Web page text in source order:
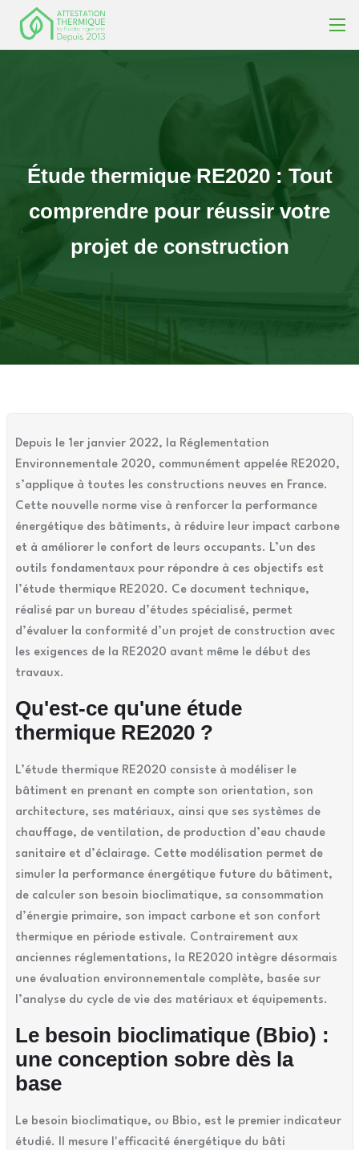
Étude thermique RE2020 : Tout
comprendre pour réussir votre
projet de construction
Depuis le 1er janvier 2022, la Réglementation
Environnementale 2020, communément appelée RE2020,
s’applique à toutes les constructions neuves en France.
Cette nouvelle norme vise à renforcer la performance
énergétique des bâtiments, à réduire leur impact carbone
et à améliorer le confort de leurs occupants. L’un des
outils fondamentaux pour répondre à ces objectifs est
l’étude thermique RE2020. Ce document technique,
réalisé par un bureau d’études spécialisé, permet
d’évaluer la conformité d’un projet de construction avec
les exigences de la RE2020 avant même le début des
travaux.
Qu'est-ce qu'une étude
thermique RE2020 ?
L’étude thermique RE2020 consiste à modéliser le
bâtiment en prenant en compte son orientation, son
architecture, ses matériaux, ainsi que ses systèmes de
chauffage, de ventilation, de production d’eau chaude
sanitaire et d’éclairage. Cette modélisation permet de
simuler la performance énergétique future du bâtiment,
de calculer son besoin bioclimatique, sa consommation
d’énergie primaire, son impact carbone et son confort
thermique en période estivale. Contrairement aux
anciennes réglementations, la RE2020 intègre désormais
une évaluation environnementale complète, basée sur
l’analyse du cycle de vie des matériaux et équipements.
Le besoin bioclimatique (Bbio) :
une conception sobre dès la
base
Le besoin bioclimatique, ou Bbio, est le premier indicateur
étudié. Il mesure l'efficacité énergétique du bâti